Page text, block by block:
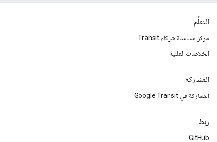
التعلُّم
مركز مساعدة شركاء Transit
الخلاصات العلنية
المشاركة
المشاركة في Google Transit
ربط
GitHub